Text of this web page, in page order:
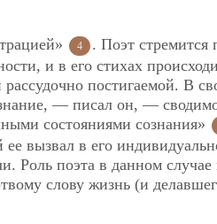
4
. Поэт стремится
и в его стихах
постигаемой. В
— писал он, —
состояниями сознания»
вызвал в его
Роль поэта в данном
слову жизнь (и